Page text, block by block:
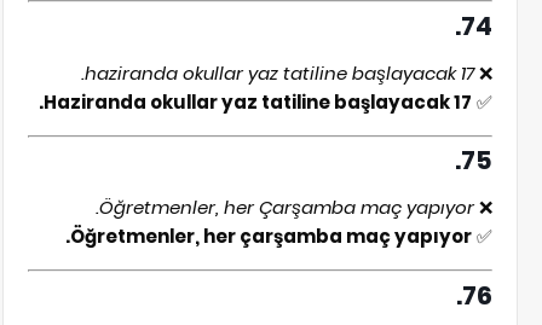
74.
❌
17 haziranda okullar yaz tatiline başlayacak.
✅
17 Haziranda okullar yaz tatiline başlayacak.
75.
❌
Öğretmenler, her Çarşamba maç yapıyor.
✅
Öğretmenler, her çarşamba maç yapıyor.
76.